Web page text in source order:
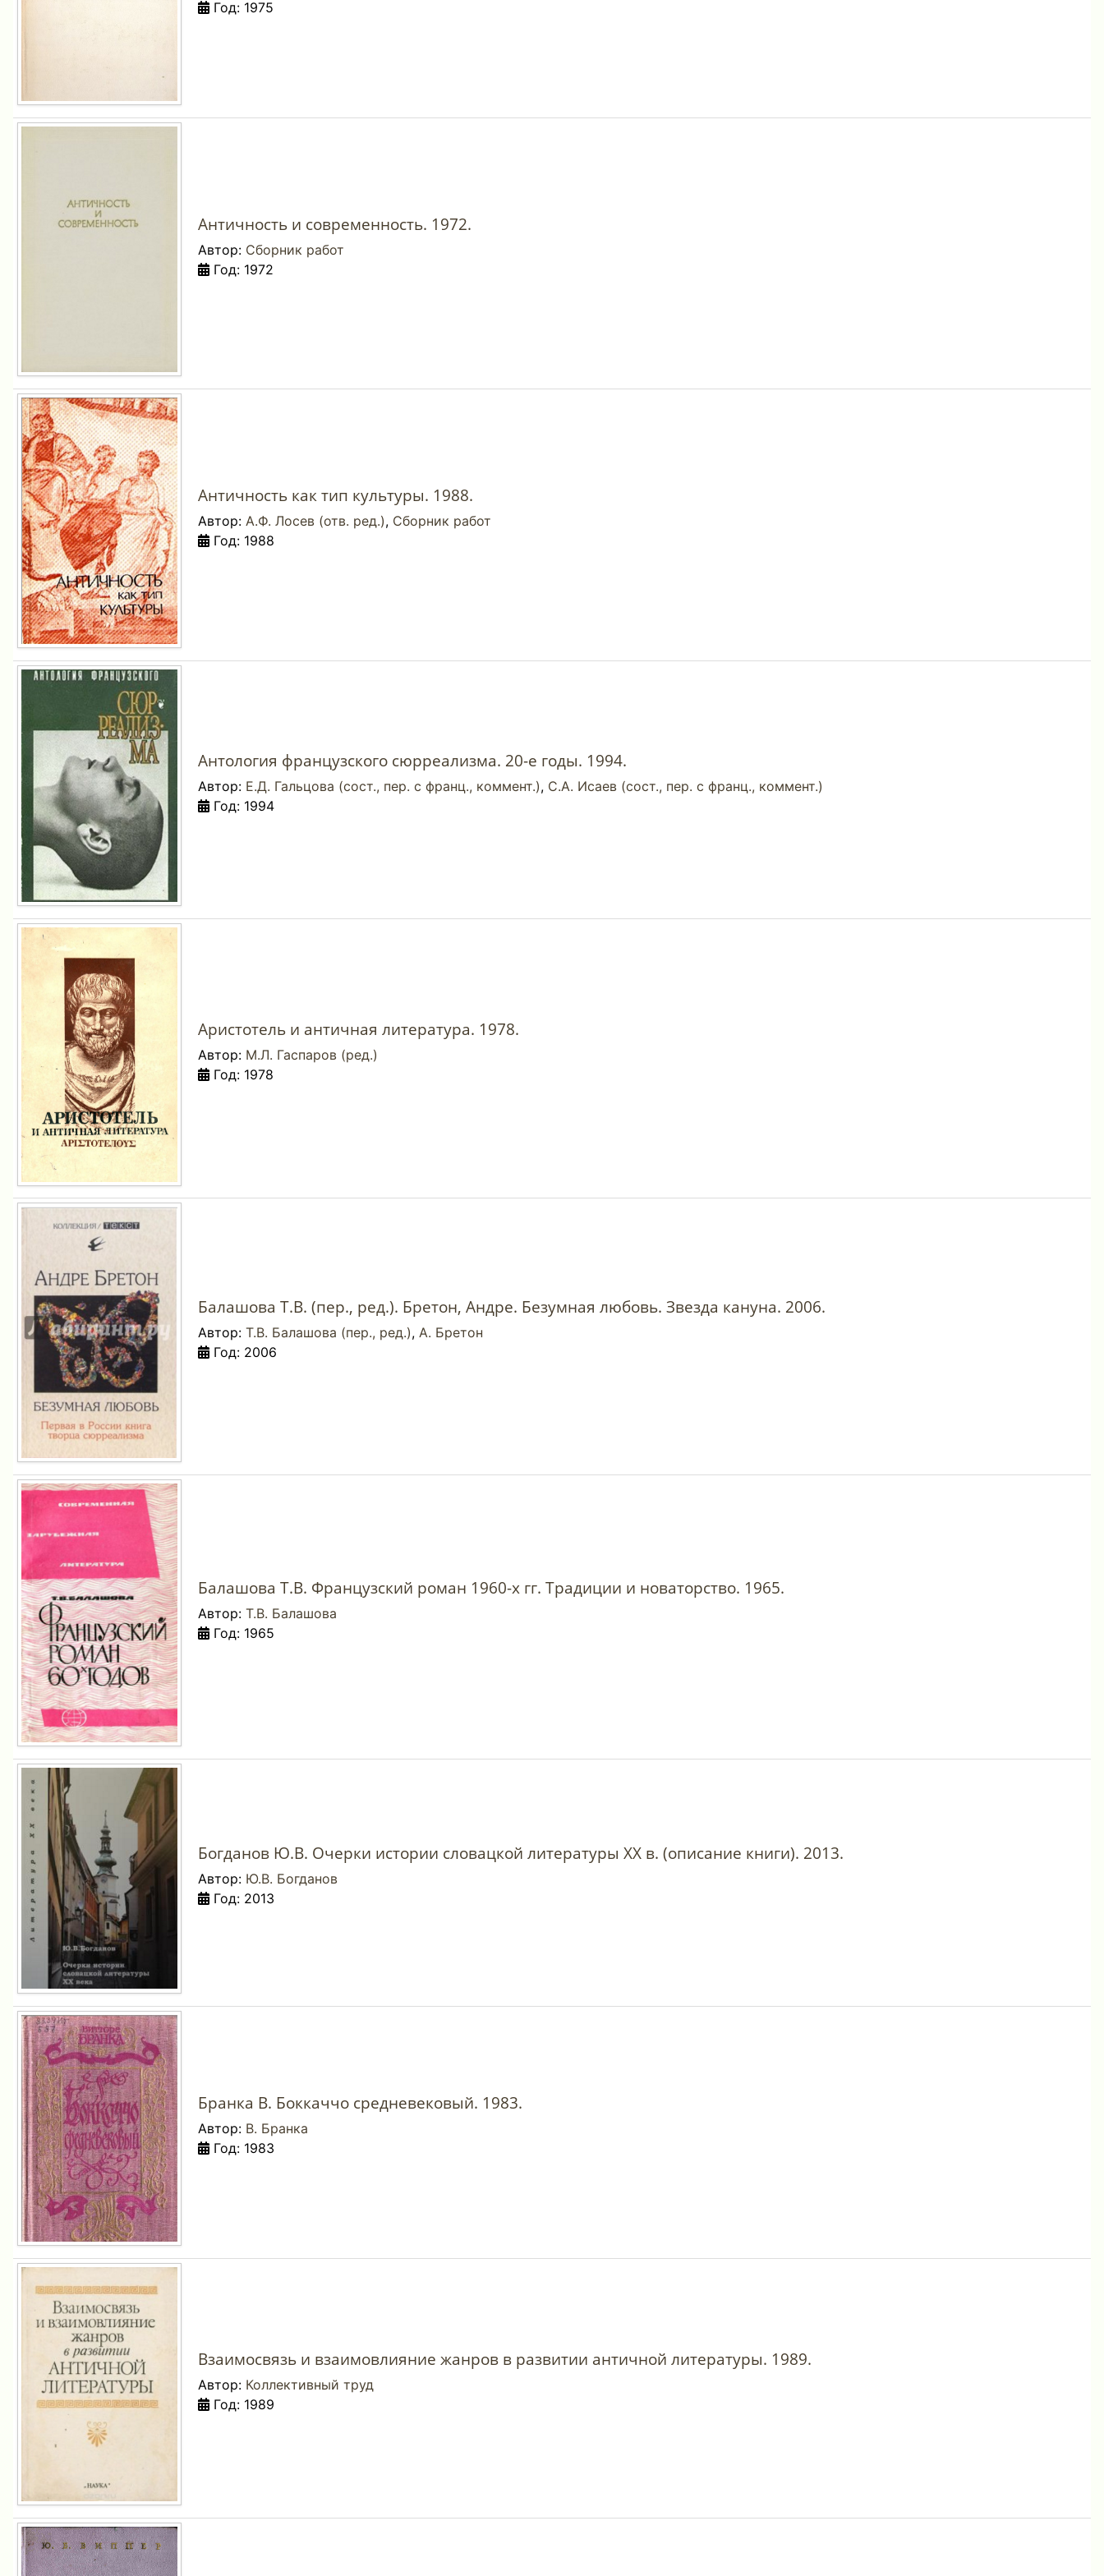
Год: 1975
Античность и современность. 1972.
Автор: Сборник работ
Год: 1972
Античность как тип культуры. 1988.
Автор: А.Ф. Лосев (отв. ред.), Сборник работ
Год: 1988
Антология французского сюрреализма. 20-е годы. 1994.
Автор: Е.Д. Гальцова (сост., пер. с франц., коммент.), С.А. Исаев (сост., пер. с франц., коммент.)
Год: 1994
Аристотель и античная литература. 1978.
Автор: М.Л. Гаспаров (ред.)
Год: 1978
Балашова Т.В. (пер., ред.). Бретон, Андре. Безумная любовь. Звезда кануна. 2006.
Автор: Т.В. Балашова (пер., ред.), А. Бретон
Год: 2006
Балашова Т.В. Французский роман 1960-х гг. Традиции и новаторство. 1965.
Автор: Т.В. Балашова
Год: 1965
Богданов Ю.В. Очерки истории словацкой литературы ХХ в. (описание книги). 2013.
Автор: Ю.В. Богданов
Год: 2013
Бранка В. Боккаччо средневековый. 1983.
Автор: В. Бранка
Год: 1983
Взаимосвязь и взаимовлияние жанров в развитии античной литературы. 1989.
Автор: Коллективный труд
Год: 1989